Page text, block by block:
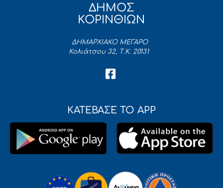
ΔΗΜΟΣ
ΚΟΡΙΝΘΙΩΝ
ΔΗΜΑΡΧΙΑΚΟ ΜΕΓΑΡΟ
Κολιάτσου 32, Τ.Κ. 20131
ΚΑΤΕΒΑΣΕ ΤΟ APP